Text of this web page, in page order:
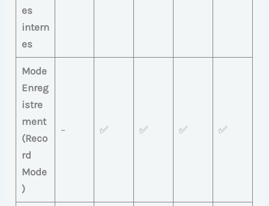
es
intern
es
Mode
Enreg
istre
ment
(Reco
rd
Mode
)
– ✅ ✅ ✅ ✅